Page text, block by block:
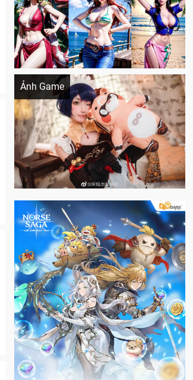
Ảnh Game
Cosplay Xiangling siêu cute